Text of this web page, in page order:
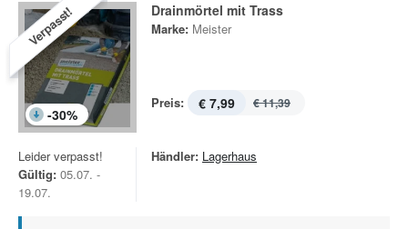
Verpasst!
-30%
Drainmörtel mit Trass
Marke: Meister
Preis: € 7,99 € 11,39
Leider verpasst!
Gültig: 05.07. -
19.07.
Händler: Lagerhaus